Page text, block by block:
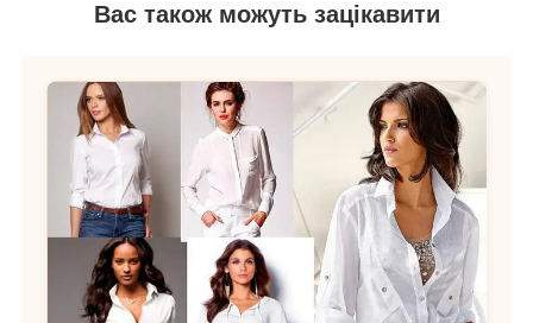
Вас також можуть зацікавити